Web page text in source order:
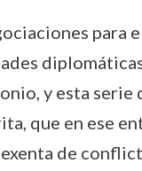
para
y esta serie
que en ese
de